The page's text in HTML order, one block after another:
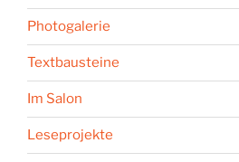
Photogalerie
Textbausteine
Im Salon
Leseprojekte